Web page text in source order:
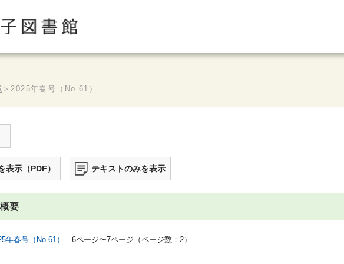
＞2025年春号（No.61）
表示（PDF） テキストのみを表示
要
年春号（No.61） 6ページ〜7ページ（ページ数：2）